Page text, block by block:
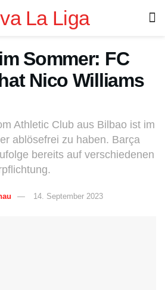
Sommer: FC
Nico Williams
Athletic Club aus Bilbao ist im
ablösefrei zu haben. Barça
bereits auf verschiedenen
14. September 2023